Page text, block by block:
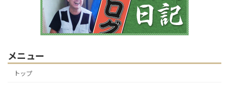
メニュー
トップ